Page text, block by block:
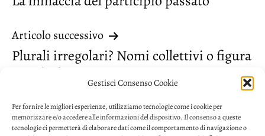
Gestisci Consenso Cookie
Per fornire le migliori esperienze, utilizziamo tecnologie come i cookie per
memorizzare e/o accedere alle informazioni del dispositivo. Il consenso a queste
tecnologie ci permetterà di elaborare dati come il comportamento di navigazione o
articoli
Articolo successivo
Plurali irregolari? Nomi collettivi o figura
retorica?